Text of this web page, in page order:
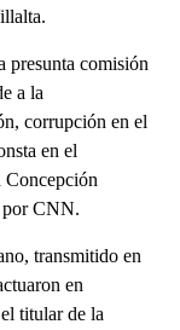
presunta comisión
a la
corrupción en el
en el
Concepción
por CNN.
transmitido en
en
titular de la